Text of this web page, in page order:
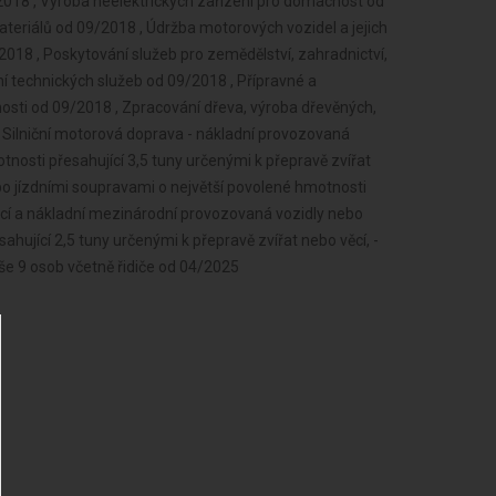
od 09/2018 , Údržba motorových vozidel a jejich
, Poskytování služeb pro zemědělství, zahradnictví,
technických služeb od 09/2018 , Přípravné a
od 09/2018 , Zpracování dřeva, výroba dřevěných,
motorová doprava - nákladní provozovaná
přesahující 3,5 tuny určenými k přepravě zvířat
jízdními soupravami o největší povolené hmotnosti
a nákladní mezinárodní provozovaná vozidly nebo
2,5 tuny určenými k přepravě zvířat nebo věcí, -
9 osob včetně řidiče od 04/2025